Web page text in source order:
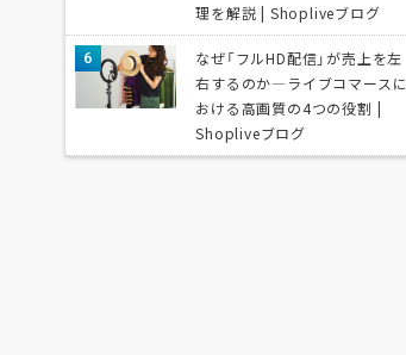
理を解説 | Shopliveブログ
なぜ「フルHD配信」が売上を左
右するのか—ライブコマースに
おける高画質の4つの役割 |
Shopliveブログ